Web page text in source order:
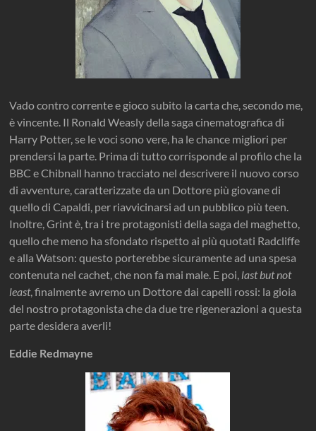
Vado contro corrente e gioco subito la carta che, secondo me,
è vincente. Il Ronald Weasly della saga cinematografica di
Harry Potter, se le voci sono vere, ha le chance migliori per
prendersi la parte. Prima di tutto corrisponde al profilo che la
BBC e Chibnall hanno tracciato nel descrivere il nuovo corso
di avventure, caratterizzate da un Dottore più giovane di
quello di Capaldi, per riavvicinarsi ad un pubblico più teen.
Inoltre, Grint è, tra i tre protagonisti della saga del maghetto,
quello che meno ha sfondato rispetto ai più quotati Radcliffe
e alla Watson: questo porterebbe sicuramente ad una spesa
contenuta nel cachet, che non fa mai male. E poi, last but not
least, finalmente avremo un Dottore dai capelli rossi: la gioia
del nostro protagonista che da due tre rigenerazioni a questa
parte desidera averli!
Eddie Redmayne